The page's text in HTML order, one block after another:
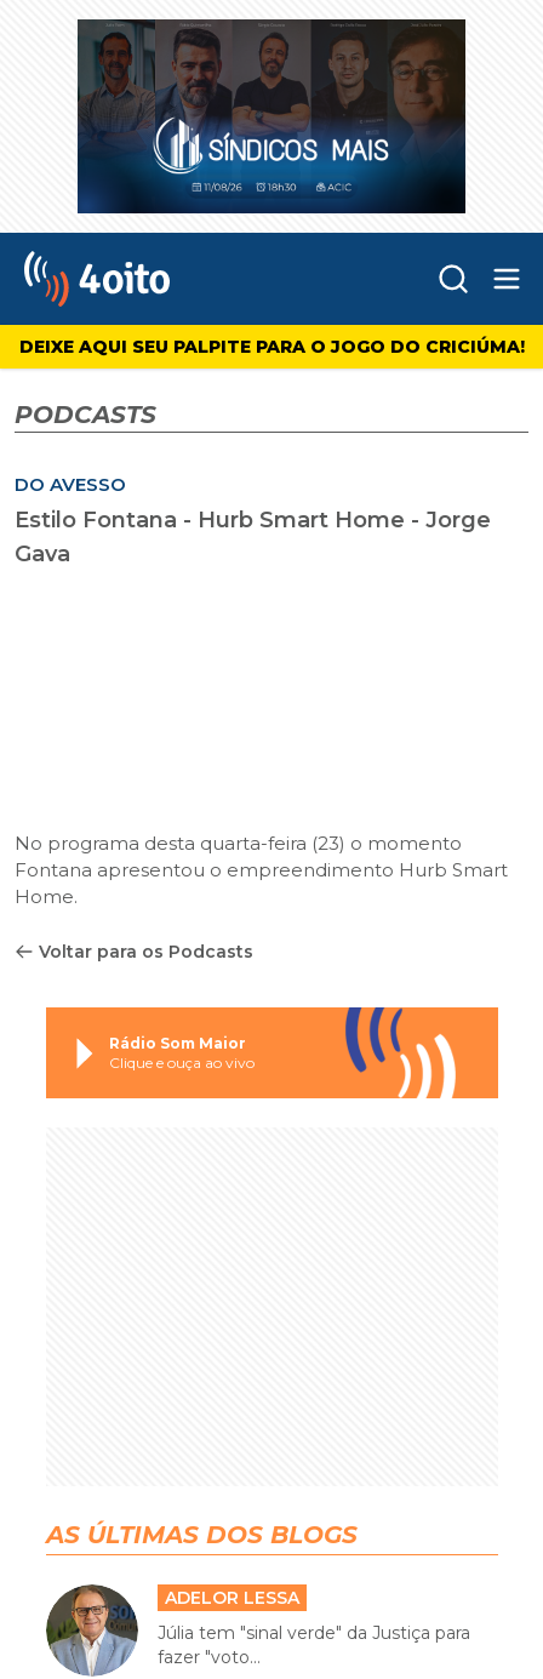
4oito
DEIXE AQUI SEU PALPITE PARA O JOGO DO CRICIÚMA!
PODCASTS
DO AVESSO
Estilo Fontana - Hurb Smart Home - Jorge
Gava
No programa desta quarta-feira (23) o momento
Fontana apresentou o empreendimento Hurb Smart
Home.
Voltar para os Podcasts
Rádio Som Maior
Clique e ouça ao vivo
AS ÚLTIMAS DOS BLOGS
ADELOR LESSA
Júlia tem "sinal verde" da Justiça para
fazer "voto...